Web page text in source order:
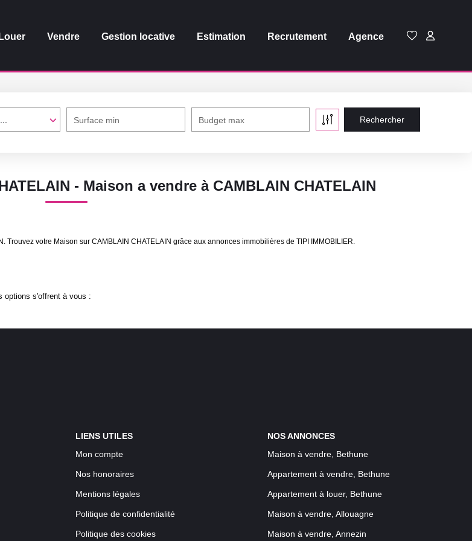
Louer Vendre Gestion locative Estimation Recrutement Agence
Surface min Budget max
- Maison a vendre à CAMBLAIN CHATELAIN
votre Maison sur CAMBLAIN CHATELAIN grâce aux annonces immobilières de TIPI IMMOBILIER.
options s'offrent à vous :
LIENS UTILES
Mon compte
Nos honoraires
Mentions légales
Politique de confidentialité
Politique des cookies
NOS ANNONCES
Maison à vendre, Bethune
Appartement à vendre, Bethune
Appartement à louer, Bethune
Maison à vendre, Allouagne
Maison à vendre, Annezin